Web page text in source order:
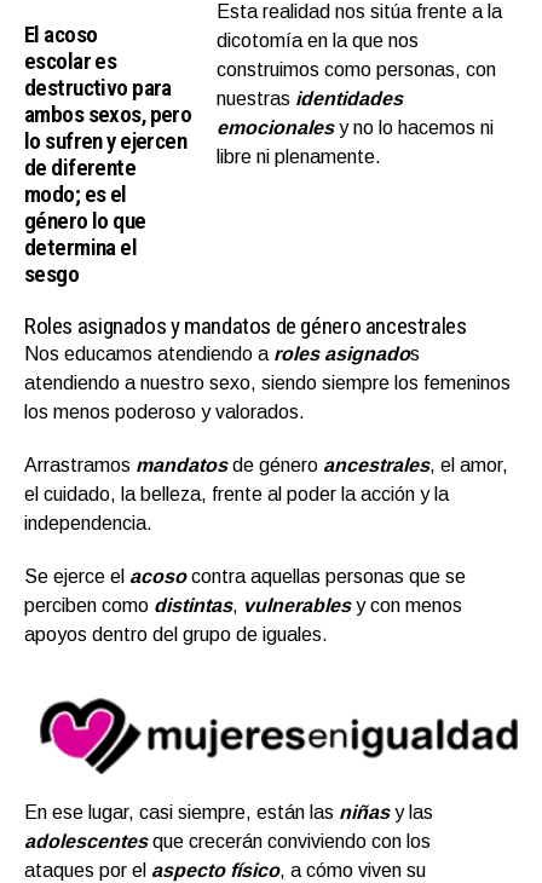
El acoso
escolar es
destructivo para
ambos sexos, pero
lo sufren y ejercen
de diferente
modo; es el
género lo que
determina el
sesgo
Esta realidad nos sitúa frente a la
dicotomía en la que nos
construimos como personas, con
nuestras identidades
emocionalesy no lo hacemos ni
libre ni plenamente.
Roles asignados y mandatos de género ancestrales
Nos educamos atendiendo a roles asignados
atendiendo a nuestro sexo, siendo siempre los femeninos
los menos poderoso y valorados.
Arrastramos mandatosde género ancestrales, el amor,
el cuidado, la belleza, frente al poder la acción y la
independencia.
Se ejerce el acosocontra aquellas personas que se
perciben como distintas, vulnerablesy con menos
apoyos dentro del grupo de iguales.
En ese lugar, casi siempre, están las niñasy las
adolescentesque crecerán conviviendo con los
ataques por el aspecto físico, a cómo viven su